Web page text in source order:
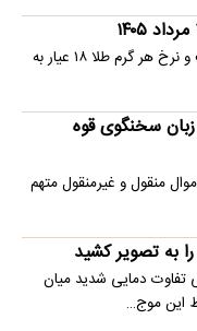
قیمت هر دلار آمریکا امروز ۱۸۸ هزار تومان است و نرخ هر گرم طلا ۱۸ عیار به
سخنگوی قوه
منقول و غیرمنقول متهم
به تصویر کشید
تفاوت دمایی شدید میان
این موج…